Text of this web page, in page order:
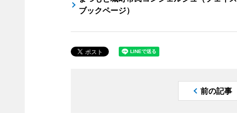
ブックページ）
前の記事